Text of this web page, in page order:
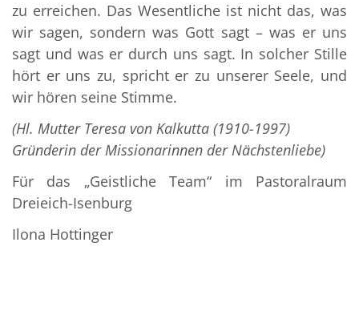
zu erreichen. Das Wesentliche ist nicht das, was
wir sagen, sondern was Gott sagt – was er uns
sagt und was er durch uns sagt. In solcher Stille
hört er uns zu, spricht er zu unserer Seele, und
wir hören seine Stimme.
(Hl. Mutter Teresa von Kalkutta (1910-1997)
Gründerin der Missionarinnen der Nächstenliebe)
Für das „Geistliche Team“ im Pastoralraum
Dreieich-Isenburg
Ilona Hottinger